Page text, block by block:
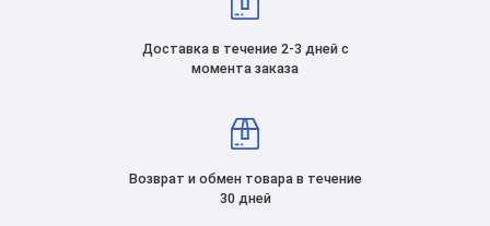
Доставка в течение 2-3 дней с
момента заказа
Возврат и обмен товара в течение
30 дней